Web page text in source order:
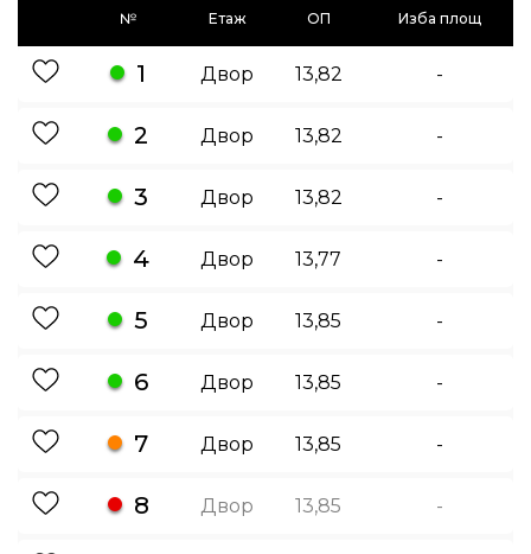
№ Етаж ОП Изба площ
1 Двор 13,82 -
2 Двор 13,82 -
3 Двор 13,82 -
4 Двор 13,77 -
5 Двор 13,85 -
6 Двор 13,85 -
7 Двор 13,85 -
8 Двор 13,85 -